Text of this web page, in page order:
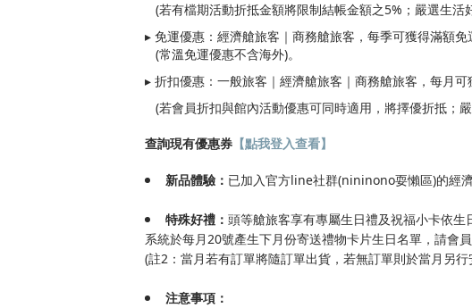
(若有檔期活動折抵金額將限制結帳金額之5%；嚴選生活
▸ 免運優惠：經濟艙旅客｜商務艙旅客，每季可獲得滿額
(常溫免運優惠不含海外)。
▸ 折扣優惠：一般旅客｜經濟艙旅客｜商務艙旅客，每月
(若會員折扣與館內活動優惠可同時適用，將擇優折抵；
查詢現有優惠券 【點我登入查看】
新品體驗： 已加入官方line社群(nininono耍懶區)的經
特殊好禮： 頭等艙旅客享有專屬生日禮及祝福小卡依
系統於每月20號產生下月份寄送禮物卡片生日名單，請會
(註2：當月若有訂單將隨訂單出貨，若無訂單則於當月另行
注意事項：